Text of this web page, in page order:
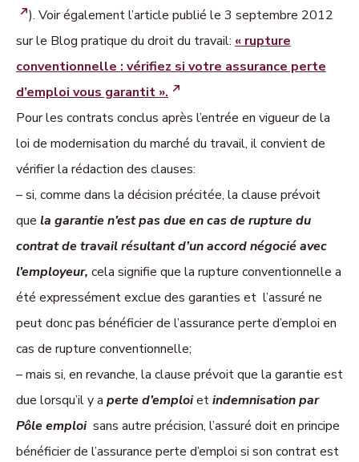
). Voir également l’article publié le 3 septembre 2012
sur le Blog pratique du droit du travail: « rupture
conventionnelle : vérifiez si votre assurance perte
d’emploi vous garantit ».
Pour les contrats conclus après l’entrée en vigueur de la
loi de modernisation du marché du travail, il convient de
vérifier la rédaction des clauses:
– si, comme dans la décision précitée, la clause prévoit
que la garantie n’est pas due en cas de rupture du
contrat de travail résultant d’un accord négocié avec
l’employeur, cela signifie que la rupture conventionnelle a
été expressément exclue des garanties et l’assuré ne
peut donc pas bénéficier de l’assurance perte d’emploi en
cas de rupture conventionnelle;
– mais si, en revanche, la clause prévoit que la garantie est
due lorsqu’il y a perte d’emploietindemnisation par
Pôle emploi sans autre précision, l’assuré doit en principe
bénéficier de l’assurance perte d’emploi si son contrat est